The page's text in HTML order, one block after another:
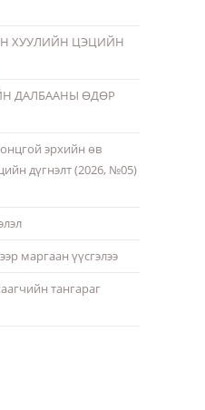
ХУУЛИЙН ЦЭЦИЙН
ДАЛБААНЫ ӨДӨР
эрхийн өв
дүгнэлт (2026, №05)
маргаан үүсгэлээ
тангараг